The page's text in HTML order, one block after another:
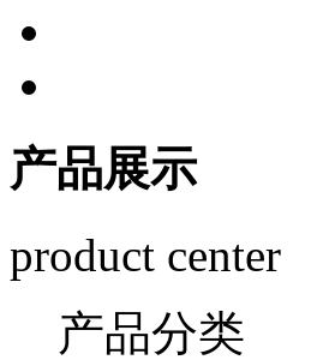
产品展示
product center
产品分类